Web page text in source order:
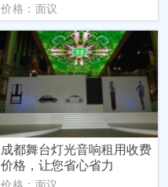
价格：面议
成都舞台灯光音响租用收费
价格，让您省心省力